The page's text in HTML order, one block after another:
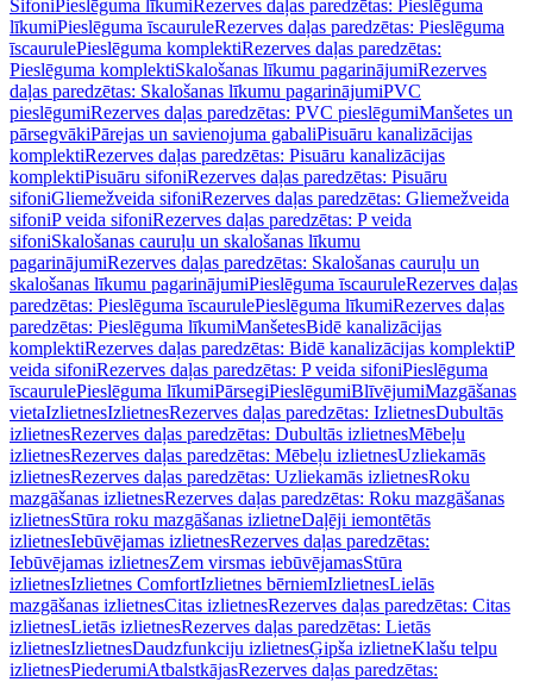
SifoniPieslēguma līkumiRezerves daļas paredzētas: Pieslēguma
līkumiPieslēguma īscauruleRezerves daļas paredzētas: Pieslēguma
īscaurulePieslēguma komplektiRezerves daļas paredzētas:
Pieslēguma komplektiSkalošanas līkumu pagarinājumiRezerves
daļas paredzētas: Skalošanas līkumu pagarinājumiPVC
pieslēgumiRezerves daļas paredzētas: PVC pieslēgumiManšetes un
pārsegvākiPārejas un savienojuma gabaliPisuāru kanalizācijas
komplektiRezerves daļas paredzētas: Pisuāru kanalizācijas
komplektiPisuāru sifoniRezerves daļas paredzētas: Pisuāru
sifoniGliemežveida sifoniRezerves daļas paredzētas: Gliemežveida
sifoniP veida sifoniRezerves daļas paredzētas: P veida
sifoniSkalošanas cauruļu un skalošanas līkumu
pagarinājumiRezerves daļas paredzētas: Skalošanas cauruļu un
skalošanas līkumu pagarinājumiPieslēguma īscauruleRezerves daļas
paredzētas: Pieslēguma īscaurulePieslēguma līkumiRezerves daļas
paredzētas: Pieslēguma līkumiManšetesBidē kanalizācijas
komplektiRezerves daļas paredzētas: Bidē kanalizācijas komplektiP
veida sifoniRezerves daļas paredzētas: P veida sifoniPieslēguma
īscaurulePieslēguma līkumiPārsegiPieslēgumiBlīvējumiMazgāšanas
vietaIzlietnesIzlietnesRezerves daļas paredzētas: IzlietnesDubultās
izlietnesRezerves daļas paredzētas: Dubultās izlietnesMēbeļu
izlietnesRezerves daļas paredzētas: Mēbeļu izlietnesUzliekamās
izlietnesRezerves daļas paredzētas: Uzliekamās izlietnesRoku
mazgāšanas izlietnesRezerves daļas paredzētas: Roku mazgāšanas
izlietnesStūra roku mazgāšanas izlietneDaļēji iemontētās
izlietnesIebūvējamas izlietnesRezerves daļas paredzētas:
Iebūvējamas izlietnesZem virsmas iebūvējamasStūra
izlietnesIzlietnes ComfortIzlietnes bērniemIzlietnesLielās
mazgāšanas izlietnesCitas izlietnesRezerves daļas paredzētas: Citas
izlietnesLietās izlietnesRezerves daļas paredzētas: Lietās
izlietnesIzlietnesDaudzfunkciju izlietnesĢipša izlietneKlašu telpu
izlietnesPiederumiAtbalstkājasRezerves daļas paredzētas: